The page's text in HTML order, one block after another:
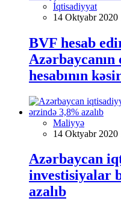
İqtisadiyyat
14 Oktyabr 2020
BVF hesab
hesabının
Maliyyə
14 Oktyabr 2020
Azərbaycan
investisiyalar
azalıb